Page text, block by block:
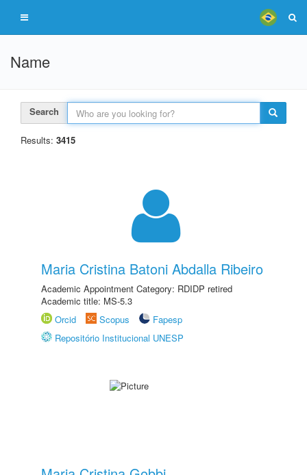
Name
Search
Results: 3415
Maria Cristina Batoni Abdalla Ribeiro
Academic Appointment Category: RDIDP retired
Academic title: MS-5.3
Orcid
Scopus
Fapesp
Repositório Institucional UNESP